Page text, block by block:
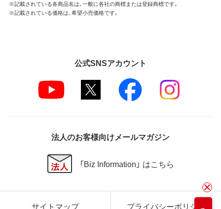
※記載されている各商品名は、一般に各社の商標または登録商標です。
※記載されている価格は、希望小売価格です。
公式SNSアカウント
法人のお客様向けメールマガジン
「Biz Information」 はこちら
サイトマップ プライバシーポリシー